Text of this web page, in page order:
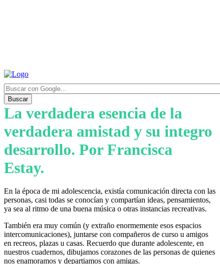
Buscar
La verdadera esencia de la
verdadera amistad y su integro
desarrollo. Por Francisca
Estay.
En la época de mi adolescencia, existía comunicación directa con las
personas, casi todas se conocían y compartían ideas, pensamientos,
ya sea al ritmo de una buena música o otras instancias recreativas.
También era muy común (y extraño enormemente esos espacios
intercomunicaciones), juntarse con compañeros de curso u amigos
en recreos, plazas u casas. Recuerdo que durante adolescente, en
nuestros cuadernos, dibujamos corazones de las personas de quienes
nos enamoramos y departiamos con amigas.